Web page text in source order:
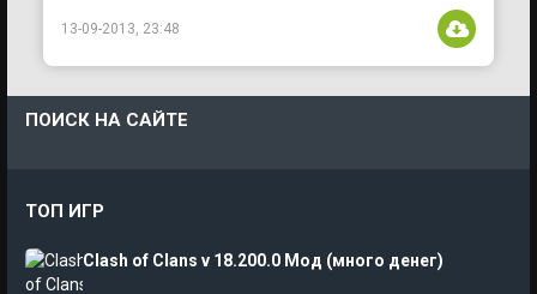
13-09-2013, 23:48
ПОИСК НА САЙТЕ
ТОП ИГР
Clash of Clans v 18.200.0 Мод (много денег)